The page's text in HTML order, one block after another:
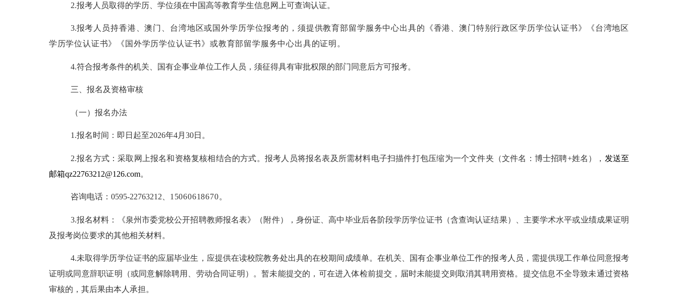
2.报考人员取得的学历、 学位须在中国高等教育学生信息网上可查询认证。
3.报考人员持香港、澳门、台湾地区或国外学历学位报考的，须提供教育部留学服务中心出具的《香港、澳门特别行政区学历学位认证书》《台湾地区
学历学位认证书》《国外学历学位认证书》或教育部留学服务中心出具的证明。
4.符合报考条件的机关、国有企事业单位工作人员，须征得具有审批权限的部门同意后方可报考。
三、报名及资格审核
（一）报名办法
1.报名时间：即日起至2026年4月 30日。
2.报名方式：采取网上报名和资格复核相结合的方式。报考人员将报名表及所需材料电子扫描件打包压缩为一个文件夹（文件名：博士招聘+姓名）， 发送至
邮箱qz22763212@126.com。
咨询电话： 0595-22763212、 15060618670。
3.报名材料： 《泉州市委党校公开招聘教师报名表》（附件），身份证 、高中毕业后各阶段学历学位证书（含查询认证结果）、主要学术水平或业绩成果证明
及报考岗位要求的其他相关材料。
4.未取得学历学位证书的应届毕业生，应提供在读校院教务处出具的在校期间成绩单。在机关、国有企事业单位工作的报考人员，需提供现工作单位同意报考
证明或同意辞职证明（或同意解除聘用、劳动合同证明）。暂未能提交的，可在进入体检前提交，届时未能提交则取消其聘用资格。 提交信息不全导致未通过资格
审核的，其后果由本人承担。